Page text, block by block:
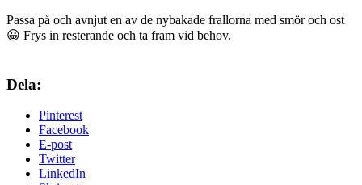
Passa på och avnjut en av de nybakade frallorna med smör och ost
😀 Frys in resterande och ta fram vid behov.
Dela:
Pinterest
Facebook
E-post
Twitter
LinkedIn